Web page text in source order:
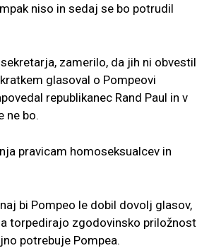
niso in sedaj se bo potrudil
zamerilo, da jih ni obvestil
glasoval o Pompeovi
republikanec Rand Paul in v
ne bo.
pravicam homoseksualcev in
bi Pompeo le dobil dovolj glasov,
torpedirajo zgodovinsko priložnost
potrebuje Pompea.